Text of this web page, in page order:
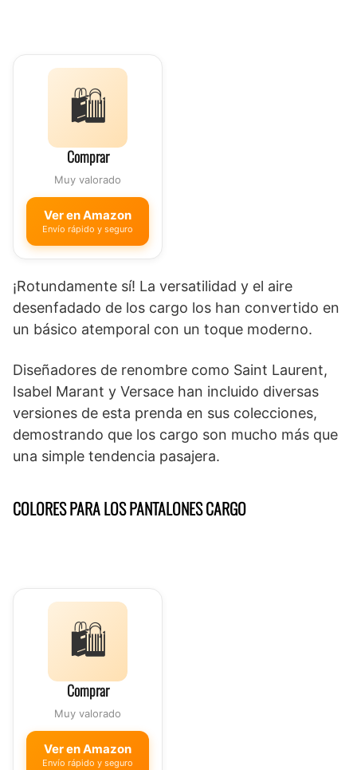
🛍️
Comprar
Muy valorado
Ver en Amazon
Envío rápido y seguro
¡Rotundamente sí! La versatilidad y el aire
desenfadado de los cargo los han convertido en
un básico atemporal con un toque moderno.
Diseñadores de renombre como Saint Laurent,
Isabel Marant y Versace han incluido diversas
versiones de esta prenda en sus colecciones,
demostrando que los cargo son mucho más que
una simple tendencia pasajera.
COLORES PARA LOS PANTALONES CARGO
🛍️
Comprar
Muy valorado
Ver en Amazon
Envío rápido y seguro